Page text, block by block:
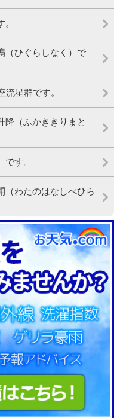
（ひぐらしなく）で
流星群です。
降（ふかききりまと
す。
（わたのはなしべひら